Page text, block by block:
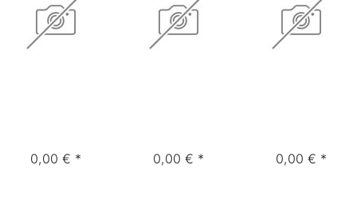
0,00 € * 0,00 € * 0,00 € *